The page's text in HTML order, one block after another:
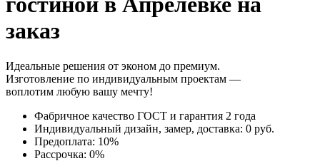
заказ
Идеальные решения от эконом до премиум.
Изготовление по индивидуальным проектам —
воплотим любую вашу мечту!
Фабричное качество ГОСТ и гарантия 2 года
Индивидуальный дизайн, замер, доставка: 0 руб.
Предоплата: 10%
Рассрочка: 0%